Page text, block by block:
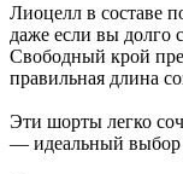
Лиоцелл в составе
даже если вы
Свободный крой
правильная длина
Эти шорты легко
— идеальный выбор